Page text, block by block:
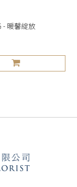
- 暖馨綻放